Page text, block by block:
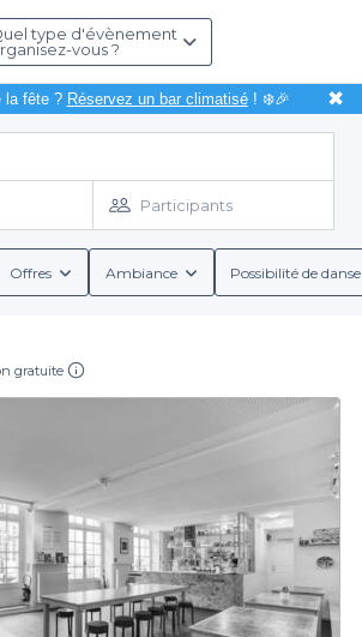
type d'évènement
vous ?
la fête ? Réservez un bar climatisé! ❄️🎉 ✖
Participants
Offres Ambiance Possibilité de
gratuite